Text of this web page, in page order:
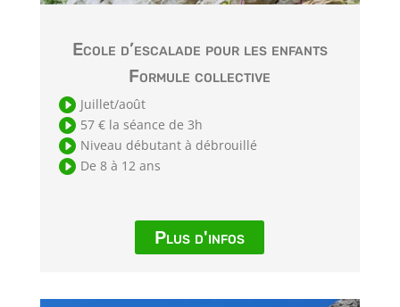
Ecole d’escalade pour les enfants
Formule collective
 Juillet/août
 57 € la séance de 3h
 Niveau débutant à débrouillé
 De 8 à 12 ans
Plus d'infos